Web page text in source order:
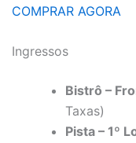
COMPRAR AGORA
Ingressos
Bistrô –
Taxas)
Pista – 1º